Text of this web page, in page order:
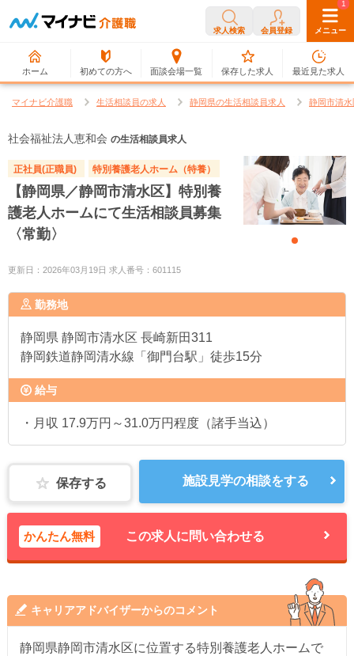
求人検索 会員登録 メニュー
ホーム 初めての方へ 面談会場一覧
0
保存した求人
1
最近見た求人
マイナビ介護職 生活相談員の求人 静岡県の生活相談員求人 静岡市清
社会福祉法人恵和会 の生活相談員求人
正社員(正職員) 特別養護老人ホーム（特養）
【静岡県／静岡市清水区】特別養
護老人ホームにて生活相談員募集
〈常勤〉
更新日：2026年03月19日 求人番号：601115
勤務地
静岡県 静岡市清水区 長崎新田311
静岡鉄道静岡清水線「御門台駅」徒歩15分
給与
・月収 17.9万円～31.0万円程度（諸手当込）
保存する 施設見学の相談をする
かんたん無料 この求人に問い合わせる
キャリアアドバイザーからのコメント
静岡県静岡市清水区に位置する特別養護老人ホームで